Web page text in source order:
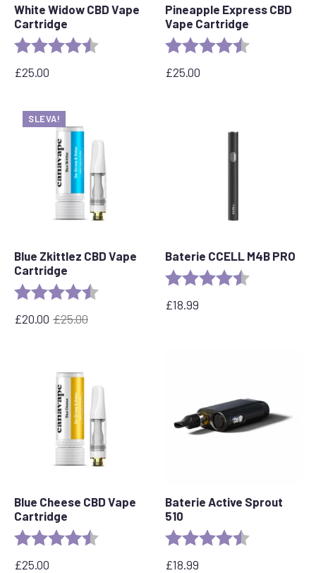
White Widow CBD Vape
Cartridge
Rating: 4.6 out of 5 stars
£25.00
Pineapple Express CBD
Vape Cartridge
Rating:
£25.00
SLEVA!
Blue Zkittlez CBD Vape
Cartridge
Rating: 4.6 out of 5 stars
£25.00
Původní
£20.00
Aktuální
Baterie CCELL M4B PRO
Rating:
£18.99
Blue Cheese CBD Vape
Cartridge
Rating: 4.5 out of 5 stars
£25.00
Baterie Active Sprout
510
Rating:
£18.99